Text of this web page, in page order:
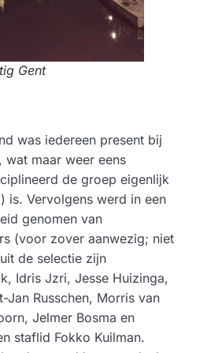
Gent
was iedereen present bij
wat maar weer eens
de groep eigenlijk
is. Vervolgens werd in een
genomen van
(voor zover aanwezig; niet
de selectie zijn
Idris Jzri, Jesse Huizinga,
Jan Russchen, Morris van
Jelmer Bosma en
staflid Fokko Kuilman.